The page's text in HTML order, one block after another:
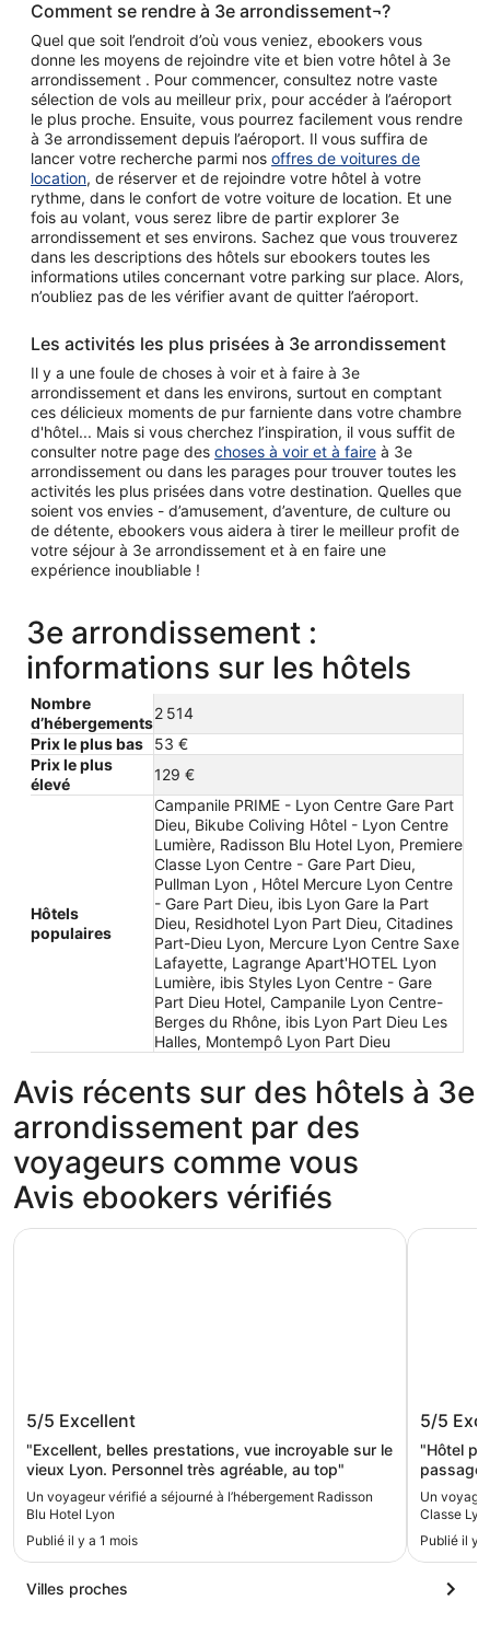
Comment se rendre à 3e arrondissement¬?
Quel que soit l’endroit d’où vous veniez, ebookers vous
donne les moyens de rejoindre vite et bien votre hôtel à 3e
arrondissement . Pour commencer, consultez notre vaste
sélection de vols au meilleur prix, pour accéder à l’aéroport
le plus proche. Ensuite, vous pourrez facilement vous rendre
à 3e arrondissement depuis l’aéroport. Il vous suffira de
lancer votre recherche parmi nos offres de voitures de
location, de réserver et de rejoindre votre hôtel à votre
rythme, dans le confort de votre voiture de location. Et une
fois au volant, vous serez libre de partir explorer 3e
arrondissement et ses environs. Sachez que vous trouverez
dans les descriptions des hôtels sur ebookers toutes les
informations utiles concernant votre parking sur place. Alors,
n’oubliez pas de les vérifier avant de quitter l’aéroport.
Les activités les plus prisées à 3e arrondissement
Il y a une foule de choses à voir et à faire à 3e
arrondissement et dans les environs, surtout en comptant
ces délicieux moments de pur farniente dans votre chambre
d'hôtel... Mais si vous cherchez l’inspiration, il vous suffit de
consulter notre page des choses à voir et à faire à 3e
arrondissement ou dans les parages pour trouver toutes les
activités les plus prisées dans votre destination. Quelles que
soient vos envies - d’amusement, d’aventure, de culture ou
de détente, ebookers vous aidera à tirer le meilleur profit de
votre séjour à 3e arrondissement et à en faire une
expérience inoubliable !
3e arrondissement :
informations sur les hôtels
Nombre
d’hébergements
2 514
Prix le plus bas
53 €
Prix le plus
élevé
129 €
Hôtels
populaires
Campanile PRIME - Lyon Centre Gare Part
Dieu, Bikube Coliving Hôtel - Lyon Centre
Lumière, Radisson Blu Hotel Lyon, Premiere
Classe Lyon Centre - Gare Part Dieu,
Pullman Lyon , Hôtel Mercure Lyon Centre
- Gare Part Dieu, ibis Lyon Gare la Part
Dieu, Residhotel Lyon Part Dieu, Citadines
Part-Dieu Lyon, Mercure Lyon Centre Saxe
Lafayette, Lagrange Apart'HOTEL Lyon
Lumière, ibis Styles Lyon Centre - Gare
Part Dieu Hotel, Campanile Lyon Centre-
Berges du Rhône, ibis Lyon Part Dieu Les
Halles, Montempô Lyon Part Dieu
Avis récents sur des hôtels à 3e
arrondissement par des
voyageurs comme vous
Avis ebookers vérifiés
Radisson Blu Hotel Lyon
5/5 Excellent
"Excellent, belles prestations, vue incroyable sur le
vieux Lyon. Personnel très agréable, au top"
Un voyageur vérifié a séjourné à l’hébergement Radisson
Blu Hotel Lyon
Publié il y a 1 mois
Radisson Blu Hotel Lyon
Part
5/5
"Hôtel
passage
Un
Classe
Publié il y
Premiere
Villes proches